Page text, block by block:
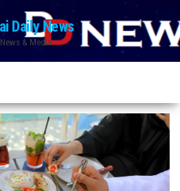
to
the
content
Daily News
News & Media